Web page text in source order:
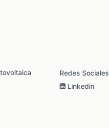
Redes Sociales
Linkedin